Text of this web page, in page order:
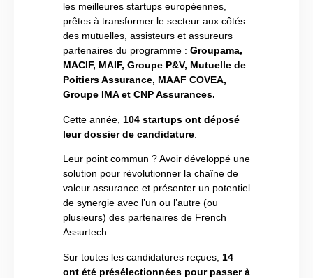
les meilleures startups européennes,
prêtes à transformer le secteur aux côtés
des mutuelles, assisteurs et assureurs
partenaires du programme : Groupama,
MACIF, MAIF, Groupe P&V, Mutuelle de
Poitiers Assurance, MAAF COVEA,
Groupe IMA et CNP Assurances.
Cette année, 104 startups ont déposé
leur dossier de candidature
Leur point commun ? Avoir développé une
solution pour révolutionner la chaîne de
valeur assurance et présenter un potentiel
de synergie avec l’un ou l’autre (ou
plusieurs) des partenaires de French
Assurtech.
Sur toutes les candidatures reçues, 14
ont été présélectionnées pour passer à